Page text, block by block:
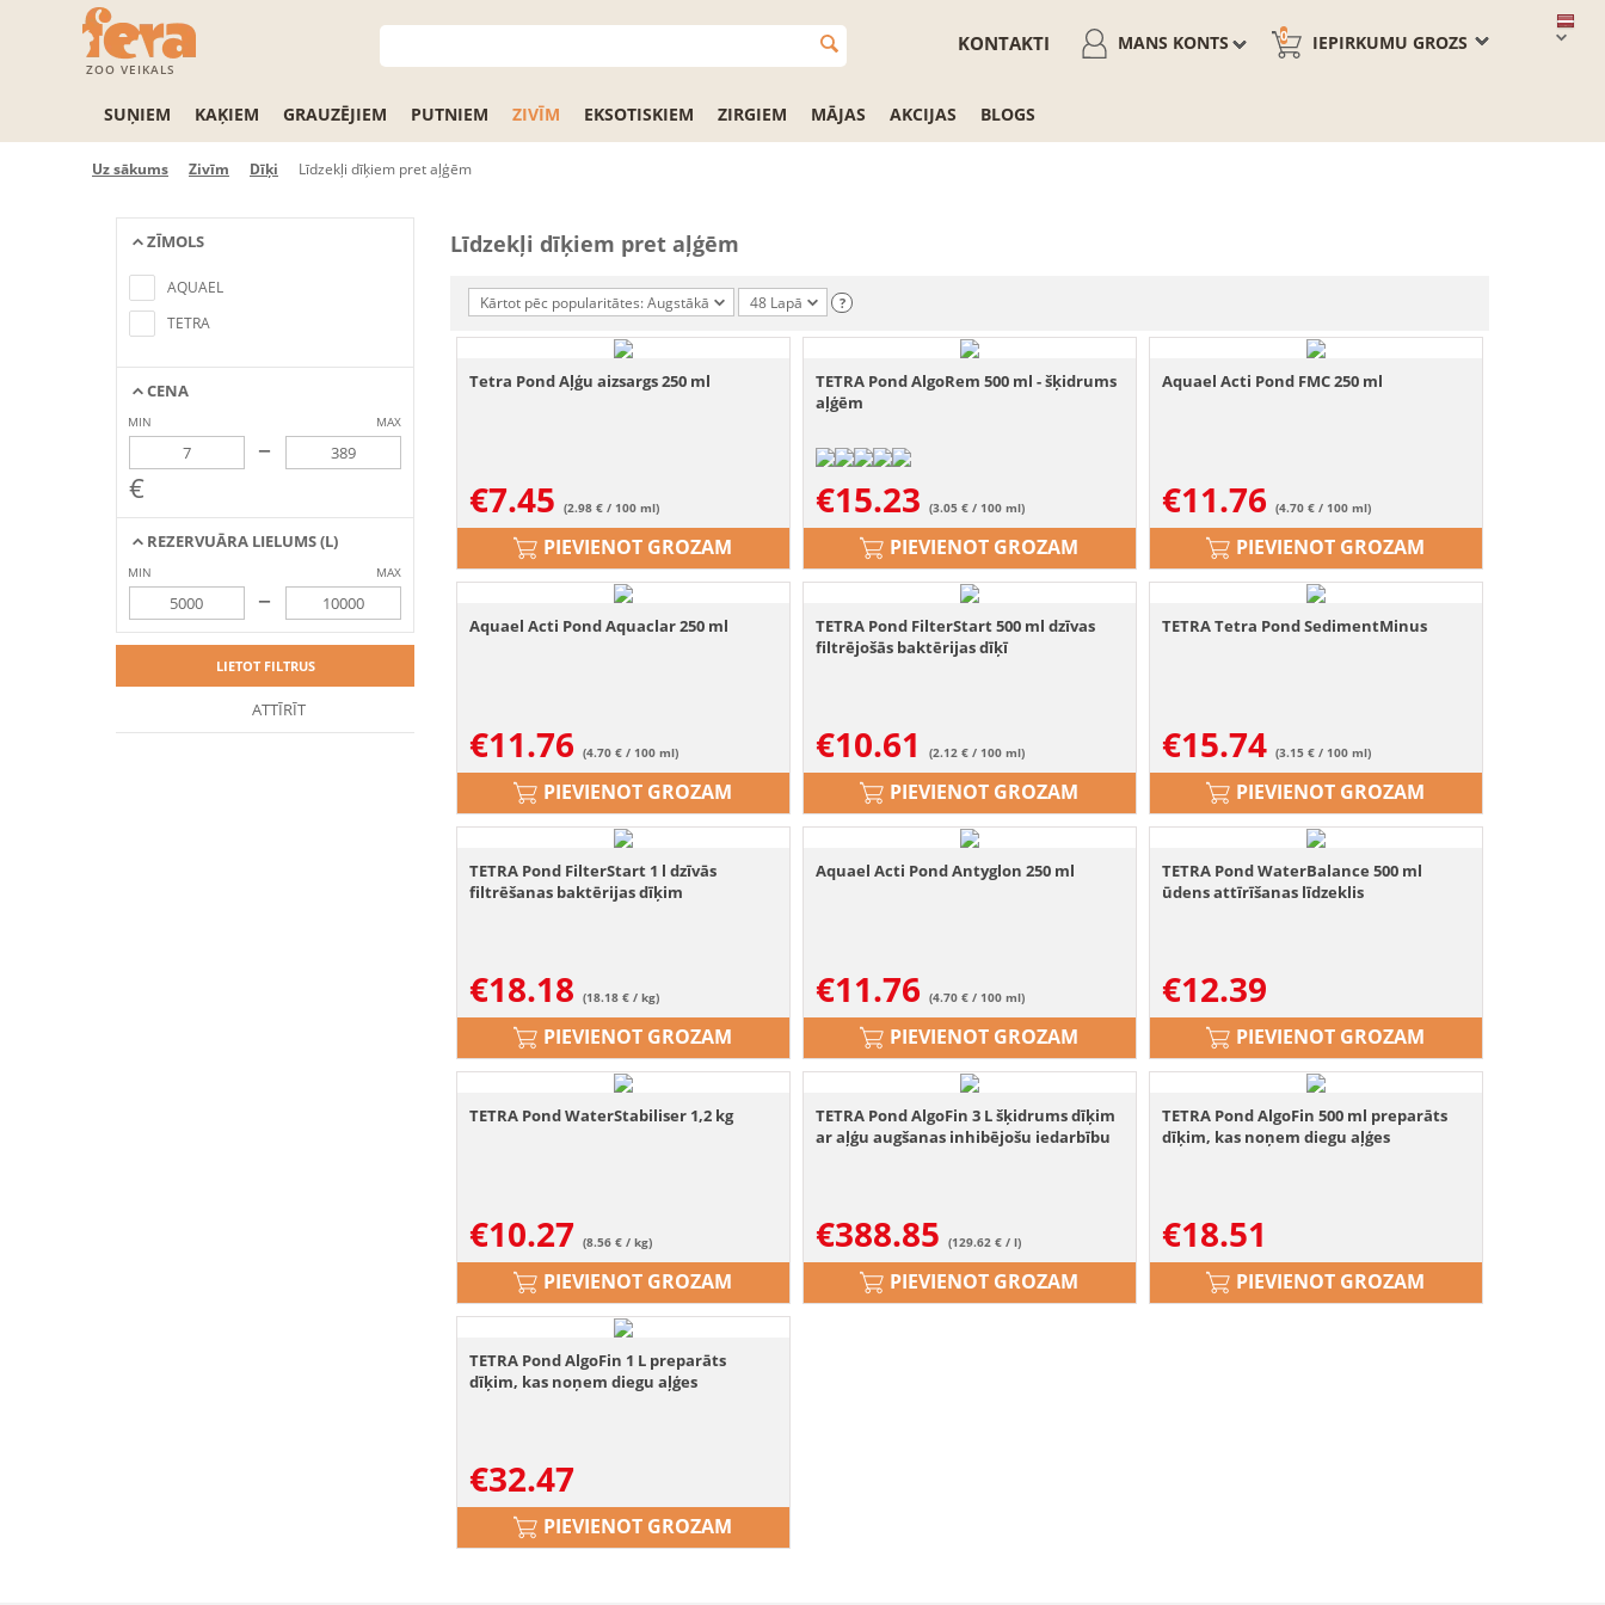
ZOO VEIKALS
IEPIRKUMU GROZS
0
MANS KONTS
KONTAKTI
SUŅIEM KAĶIEM GRAUZĒJIEM PUTNIEM ZIVĪM EKSOTISKIEM ZIRGIEM MĀJAS AKCIJAS BLOGS
Uz sākums Zivīm Dīķi Līdzekļi dīķiem pret aļģēm
ZĪMOLS
AQUAEL
TETRA
CENA
MIN MAX
–
€
REZERVUĀRA LIELUMS (L)
MIN MAX
–
LIETOT FILTRUS
ATTĪRĪT
Līdzekļi dīķiem pret aļģēm
Kārtot pēc popularitātes: Augstākā 48 Lapā ?
Tetra Pond Aļģu aizsargs 250 ml
€7.45 (2.98 € / 100 ml)
PIEVIENOT GROZAM
TETRA Pond AlgoRem 500 ml - šķidrums
aļģēm
€15.23 (3.05 € / 100 ml)
PIEVIENOT GROZAM
Aquael Acti Pond FMC 250 ml
€11.76 (4.70 € / 100 ml)
PIEVIENOT GROZAM
Aquael Acti Pond Aquaclar 250 ml
€11.76 (4.70 € / 100 ml)
PIEVIENOT GROZAM
TETRA Pond FilterStart 500 ml dzīvas
filtrējošās baktērijas dīķī
€10.61 (2.12 € / 100 ml)
PIEVIENOT GROZAM
TETRA Tetra Pond SedimentMinus
€15.74 (3.15 € / 100 ml)
PIEVIENOT GROZAM
TETRA Pond FilterStart 1 l dzīvās
filtrēšanas baktērijas dīķim
€18.18 (18.18 € / kg)
PIEVIENOT GROZAM
Aquael Acti Pond Antyglon 250 ml
€11.76 (4.70 € / 100 ml)
PIEVIENOT GROZAM
TETRA Pond WaterBalance 500 ml
ūdens attīrīšanas līdzeklis
€12.39
PIEVIENOT GROZAM
TETRA Pond WaterStabiliser 1,2 kg
€10.27 (8.56 € / kg)
PIEVIENOT GROZAM
TETRA Pond AlgoFin 3 L šķidrums dīķim
ar aļģu augšanas inhibējošu iedarbību
€388.85 (129.62 € / l)
PIEVIENOT GROZAM
TETRA Pond AlgoFin 500 ml preparāts
dīķim, kas noņem diegu aļģes
€18.51
PIEVIENOT GROZAM
TETRA Pond AlgoFin 1 L preparāts
dīķim, kas noņem diegu aļģes
€32.47
PIEVIENOT GROZAM